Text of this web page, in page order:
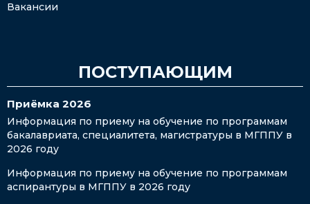
Вакансии
ПОСТУПАЮЩИМ
Приёмка 2026
Информация по приему на обучение по программам
бакалавриата, специалитета, магистратуры в МГППУ в
2026 году
Информация по приему на обучение по программам
аспирантуры в МГППУ в 2026 году